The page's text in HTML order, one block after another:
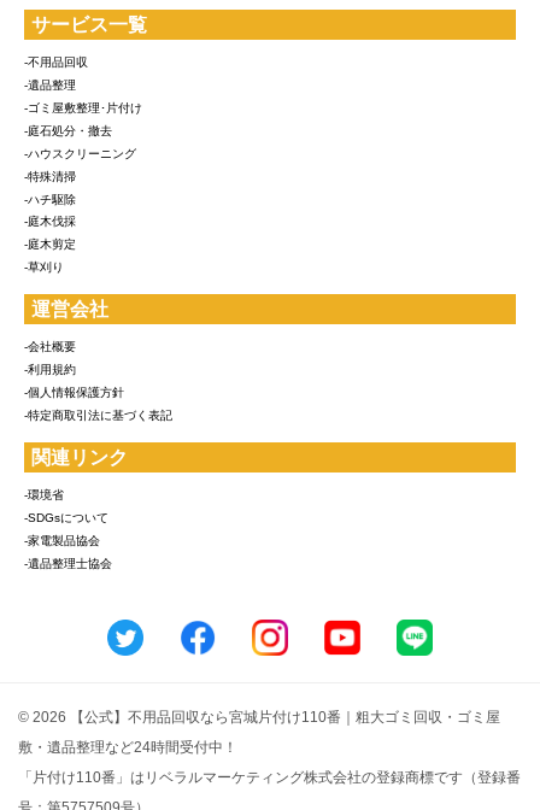
サービス一覧
-不用品回収
-遺品整理
-ゴミ屋敷整理･片付け
-庭石処分・撤去
-ハウスクリーニング
-特殊清掃
-ハチ駆除
-庭木伐採
-庭木剪定
-草刈り
運営会社
-会社概要
-利用規約
-個人情報保護方針
-特定商取引法に基づく表記
関連リンク
-環境省
-SDGsについて
-家電製品協会
-遺品整理士協会
© 2026 【公式】不用品回収なら宮城片付け110番｜粗大ゴミ回収・ゴミ屋
敷・遺品整理など24時間受付中！
「片付け110番」はリベラルマーケティング株式会社の登録商標です（登録番
号：第5757509号）